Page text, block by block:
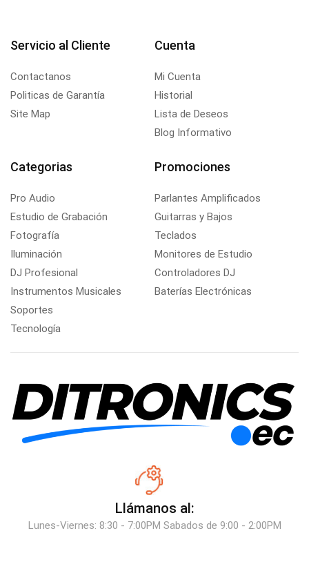
Servicio al Cliente
Contactanos
Politicas de Garantía
Site Map
Cuenta
Mi Cuenta
Historial
Lista de Deseos
Blog Informativo
Categorias
Pro Audio
Estudio de Grabación
Fotografía
Iluminación
DJ Profesional
Instrumentos Musicales
Soportes
Tecnología
Promociones
Parlantes Amplificados
Guitarras y Bajos
Teclados
Monitores de Estudio
Controladores DJ
Baterías Electrónicas
Llámanos al:
Lunes-Viernes: 8:30 - 7:00PM Sabados de 9:00 - 2:00PM